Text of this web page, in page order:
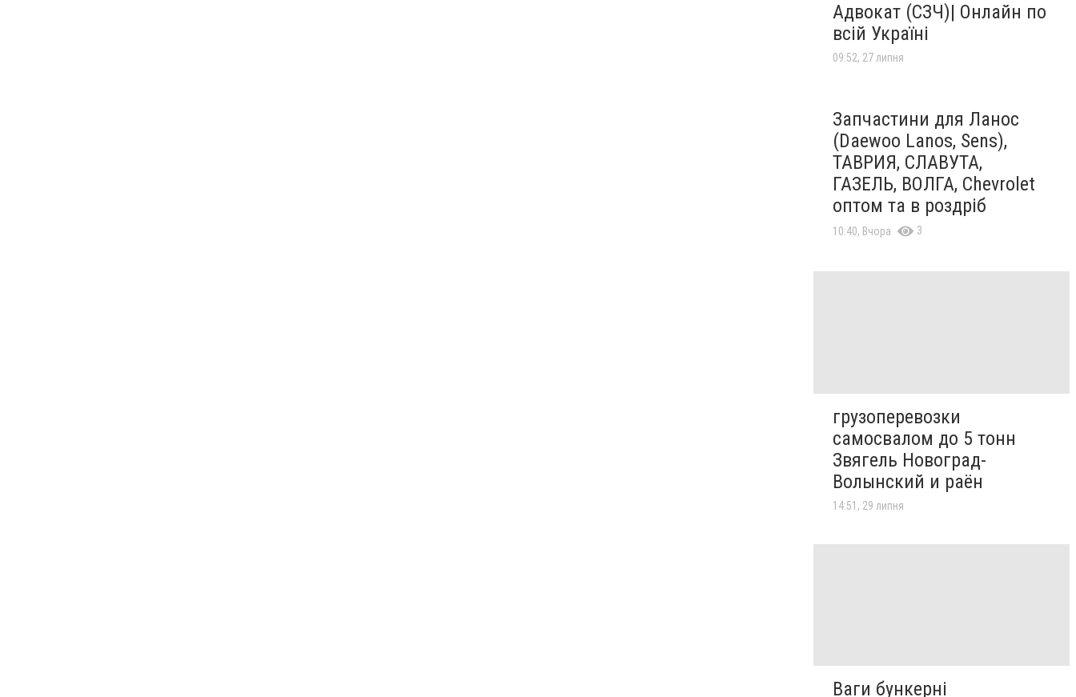
Адвокат (СЗЧ)| Онлайн по
всій Україні
09:52, 27 липня
Запчастини для Ланос
(Daewoo Lanos, Sens),
ТАВРИЯ, СЛАВУТА,
ГАЗЕЛЬ, ВОЛГА, Chevrolet
оптом та в роздріб
10:40, Вчора 3
грузоперевозки
самосвалом до 5 тонн
Звягель Новоград-
Волынский и раён
14:51, 29 липня
Ваги бункерні